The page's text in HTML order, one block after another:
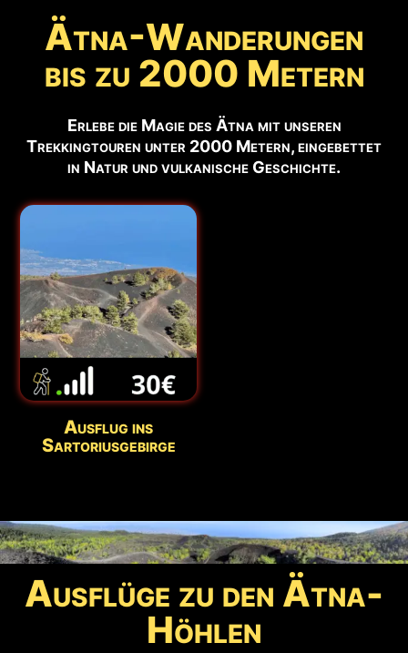
Ätna-Wanderungen
bis zu 2000 Metern
Erlebe die Magie des Ätna mit unseren
Trekkingtouren unter 2000 Metern, eingebettet
in Natur und vulkanische Geschichte.
Ausflug ins
Sartoriusgebirge
Ausflüge zu den Ätna-
Höhlen